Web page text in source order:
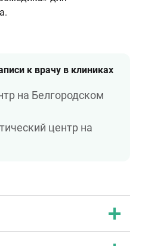
к врачу в клиниках
на Белгородском
центр на